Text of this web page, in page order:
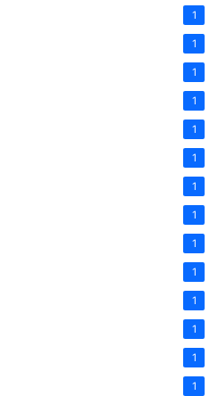
1
1
1
1
1
1
1
1
1
1
1
1
1
1